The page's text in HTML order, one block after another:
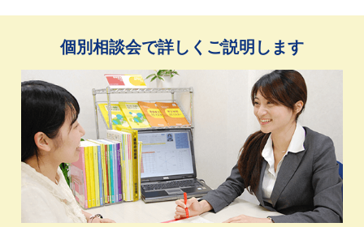
個別相談会で詳しくご説明します